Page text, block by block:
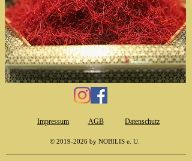
© 2019-2026 by NOBILIS e. U.
Impressum Datenschutz
AGB